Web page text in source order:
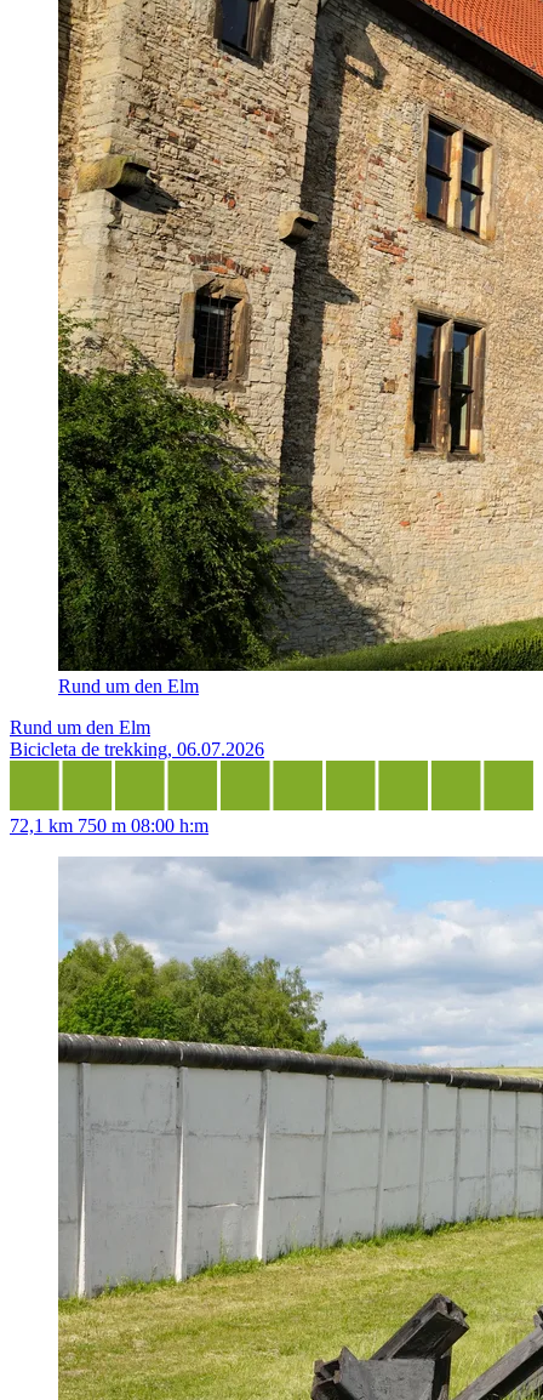
Rund um den Elm
Rund um den Elm
Bicicleta de trekking, 06.07.2026
72,1 km 750 m 08:00 h:m